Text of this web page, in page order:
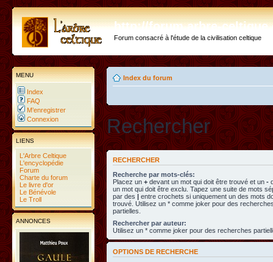
http://forum.arbre-
Forum consacré à l'étude de la civilisation celtique
MENU
Index
FAQ
M’enregistrer
Connexion
LIENS
L'Arbre Celtique
L'encyclopédie
Forum
Charte du forum
Le livre d'or
Le Bénévole
Le Troll
ANNONCES
Index du forum
Rechercher
RECHERCHER
Recherche par mots-clés:
Placez un + devant un mot qui doit être trouvé et un -
un mot qui doit être exclu. Tapez une suite de mots
par des | entre crochets si uniquement un des mots
trouvé. Utilisez un * comme joker pour des
partielles.
Rechercher par auteur:
Utilisez un * comme joker pour des recherches
OPTIONS DE RECHERCHE